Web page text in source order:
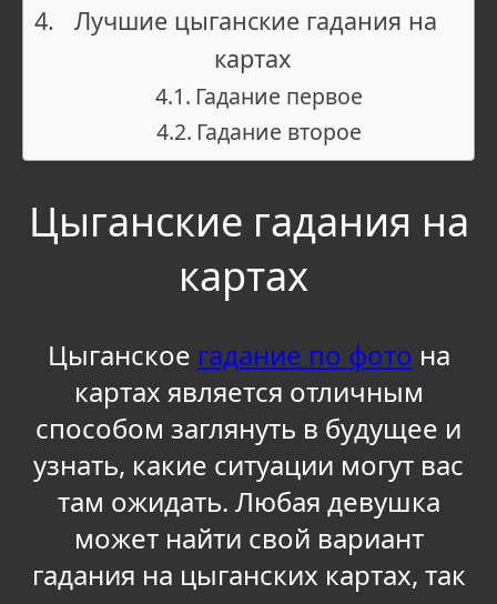
Лучшие цыганские гадания на
картах
Гадание первое
Гадание второе
Цыганские гадания на
картах
Цыганское гадание по фото на
картах является отличным
способом заглянуть в будущее и
узнать, какие ситуации могут вас
там ожидать. Любая девушка
может найти свой вариант
гадания на цыганских картах, так